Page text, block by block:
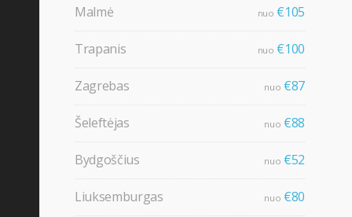
Malmė nuo €105
Trapanis nuo €100
Zagrebas nuo €87
Šeleftėjas nuo €88
Bydgoščius nuo €52
Liuksemburgas nuo €80